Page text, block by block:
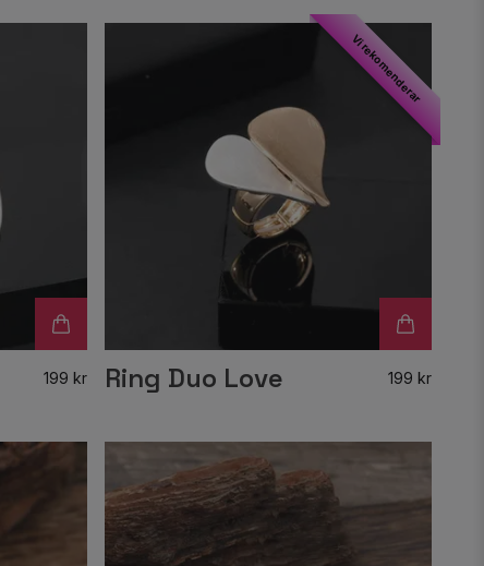
199 kr Ring Duo Love 199 kr
Vi rekomenderar